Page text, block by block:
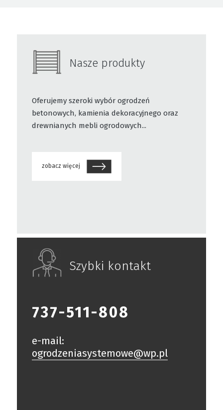
Nasze produkty
Oferujemy szeroki wybór ogrodzeń
betonowych, kamienia dekoracyjnego oraz
drewnianych mebli ogrodowych...
zobacz więcej
Szybki kontakt
737-511-808
e-mail:
ogrodzeniasystemowe@wp.pl